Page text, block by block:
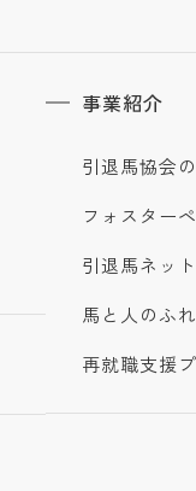
事業紹介
引退馬協会
フォスター
引退馬ネッ
馬と人のふ
再就職支援